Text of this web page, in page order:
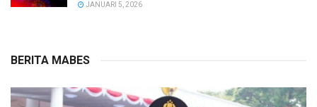
JANUARI 5, 2026
BERITA MABES